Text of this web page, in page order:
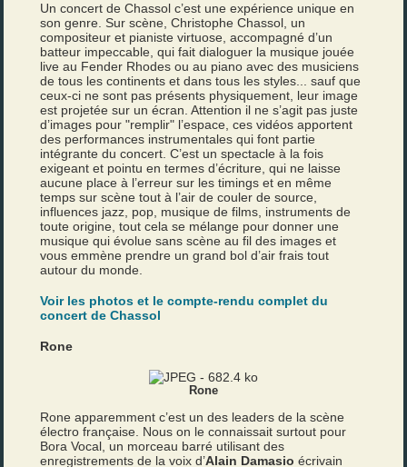
Un concert de Chassol c’est une expérience unique en
son genre. Sur scène, Christophe Chassol, un
compositeur et pianiste virtuose, accompagné d’un
batteur impeccable, qui fait dialoguer la musique jouée
live au Fender Rhodes ou au piano avec des musiciens
de tous les continents et dans tous les styles... sauf que
ceux-ci ne sont pas présents physiquement, leur image
est projetée sur un écran. Attention il ne s’agit pas juste
d’images pour "remplir" l’espace, ces vidéos apportent
des performances instrumentales qui font partie
intégrante du concert. C’est un spectacle à la fois
exigeant et pointu en termes d’écriture, qui ne laisse
aucune place à l’erreur sur les timings et en même
temps sur scène tout à l’air de couler de source,
influences jazz, pop, musique de films, instruments de
toute origine, tout cela se mélange pour donner une
musique qui évolue sans scène au fil des images et
vous emmène prendre un grand bol d’air frais tout
autour du monde.
Voir les photos et le compte-rendu complet du
concert de Chassol
Rone
Rone
Rone apparemment c’est un des leaders de la scène
électro française. Nous on le connaissait surtout pour
Bora Vocal, un morceau barré utilisant des
enregistrements de la voix d’Alain Damasio écrivain